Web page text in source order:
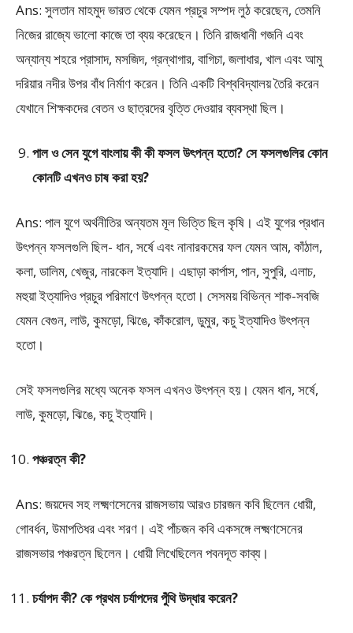
Ans: সুলতান মাহমুদ ভারত থেকে যেমন প্রচুর সম্পদ লুঠ করেছেন, তেমনি
নিজের রাজ্যে ভালো কাজে তা ব্যয় করেছেন। তিনি রাজধানী গজনি এবং
অন্যান্য শহরে প্রাসাদ, মসজিদ, গ্রন্থাগার, বাগিচা, জলাধার, খাল এবং আমু
দরিয়ার নদীর উপর বাঁধ নির্মাণ করেন। তিনি একটি বিশ্ববিদ্যালয় তৈরি করেন
যেখানে শিক্ষকদের বেতন ও ছাত্রদের বৃত্তি দেওয়ার ব্যবস্থা ছিল।
পাল ও সেন যুগে বাংলায় কী কী ফসল উৎপন্ন হতো? সে ফসলগুলির কোন
কোনটি এখনও চাষ করা হয়?
Ans: পাল যুগে অর্থনীতির অন্যতম মূল ভিত্তি ছিল কৃষি। এই যুগের প্রধান
উৎপন্ন ফসলগুলি ছিল- ধান, সর্ষে এবং নানারকমের ফল যেমন আম, কাঁঠাল,
কলা, ডালিম, খেজুর, নারকেল ইত্যাদি। এছাড়া কার্পাস, পান, সুপুরি, এলাচ,
মহুয়া ইত্যাদিও প্রচুর পরিমাণে উৎপন্ন হতো। সেসময় বিভিন্ন শাক-সবজি
যেমন বেগুন, লাউ, কুমড়ো, ঝিঙে, কাঁকরোল, ডুমুর, কচু ইত্যাদিও উৎপন্ন
হতো।
সেই ফসলগুলির মধ্যে অনেক ফসল এখনও উৎপন্ন হয়। যেমন ধান, সর্ষে,
লাউ, কুমড়ো, ঝিঙে, কচু ইত্যাদি।
পঞ্চরত্ন কী?
Ans: জয়দেব সহ লক্ষ্মণসেনের রাজসভায় আরও চারজন কবি ছিলেন ধোয়ী,
গোবর্ধন, উমাপতিধর এবং শরণ। এই পাঁচজন কবি একসঙ্গে লক্ষ্মণসেনের
রাজসভার পঞ্চরত্ন ছিলেন। ধোয়ী লিখেছিলেন পবনদূত কাব্য।
চর্যাপদ কী? কে প্রথম চর্যাপদের পুঁথি উদ্ধার করেন?